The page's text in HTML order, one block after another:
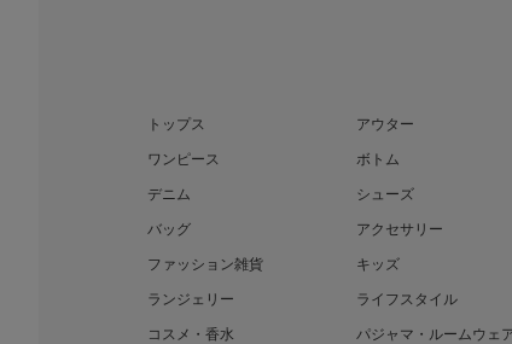
トップス
アウター
ワンピース
ボトム
デニム
シューズ
バッグ
アクセサリー
ファッション雑貨
キッズ
ランジェリー
ライフスタイル
コスメ・香水
パジャマ・ルームウェ